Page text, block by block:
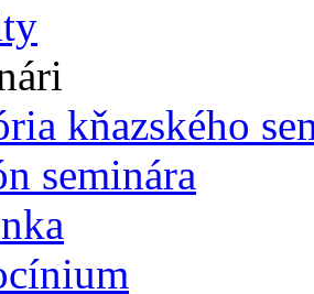
kňazského
seminára